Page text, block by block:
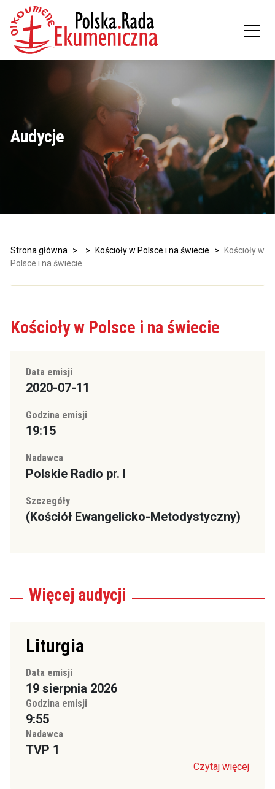
Audycje
Strona główna > > Kościoły w Polsce i na świecie >
Kościoły w
Polsce i na świecie
Kościoły w Polsce i na świecie
Data emisji
2020-07-11
Godzina emisji
19:15
Nadawca
Polskie Radio pr. I
Szczegóły
(Kościół Ewangelicko-Metodystyczny)
Więcej audycji
Liturgia
Data emisji
19 sierpnia 2026
Godzina emisji
9:55
Nadawca
TVP 1
Czytaj więcej